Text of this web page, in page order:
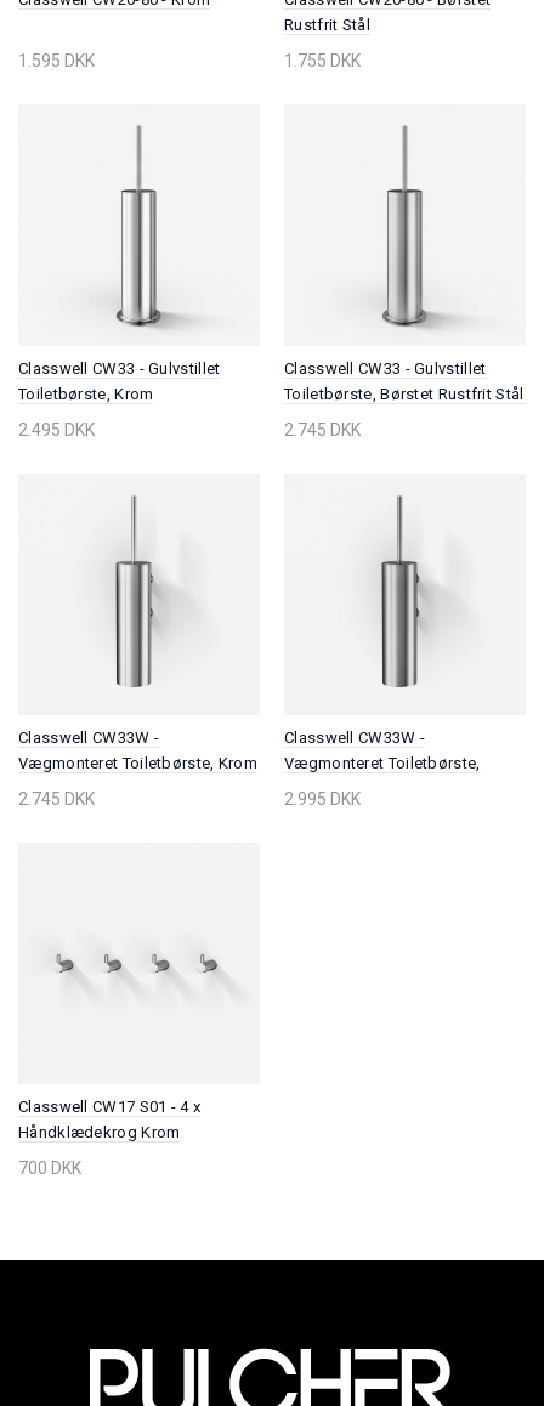
1.595 DKK
Rustfrit Stål
1.755 DKK
Classwell CW33 - Gulvstillet
Toiletbørste, Krom
2.495 DKK
Classwell CW33 - Gulvstillet
Toiletbørste, Børstet Rustfrit Stål
2.745 DKK
Classwell CW33W -
Vægmonteret Toiletbørste, Krom
2.745 DKK
Classwell CW33W -
Vægmonteret Toiletbørste,
Børstet Rustfrit Stål
2.995 DKK
Classwell CW17 S01 - 4 x
Håndklædekrog Krom
700 DKK